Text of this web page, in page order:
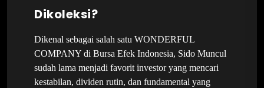
Dikoleksi?
Dikenal sebagai salah satu WONDERFUL
COMPANY di Bursa Efek Indonesia, Sido Muncul
sudah lama menjadi favorit investor yang mencari
kestabilan, dividen rutin, dan fundamental yang